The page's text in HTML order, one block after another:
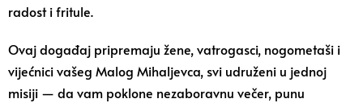
radost i fritule.
Ovaj događaj pripremaju žene, vatrogasci, nogometaši i
vijećnici vašeg Malog Mihaljevca, svi udruženi u jednoj
misiji — da vam poklone nezaboravnu večer, punu